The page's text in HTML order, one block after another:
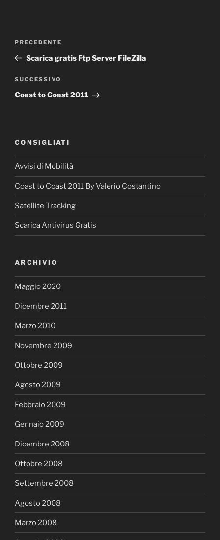
Navigazione
Articolo
precedente:
PRECEDENTE
Scarica gratis Ftp Server FileZilla
Articolo
successivo
SUCCESSIVO
Coast to Coast 2011
CONSIGLIATI
Avvisi di Mobilità
Coast to Coast 2011 By Valerio Costantino
Satellite Tracking
Scarica Antivirus Gratis
ARCHIVIO
Maggio 2020
Dicembre 2011
Marzo 2010
Novembre 2009
Ottobre 2009
Agosto 2009
Febbraio 2009
Gennaio 2009
Dicembre 2008
Ottobre 2008
Settembre 2008
Agosto 2008
Marzo 2008